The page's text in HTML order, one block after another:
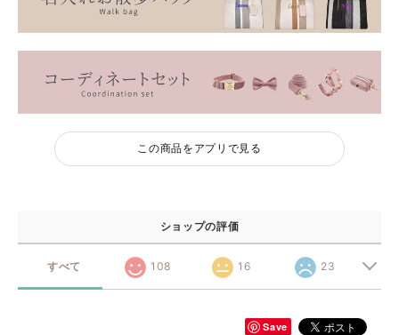
この商品をアプリで見る
ショップの評価
すべて 108 16 23
Save